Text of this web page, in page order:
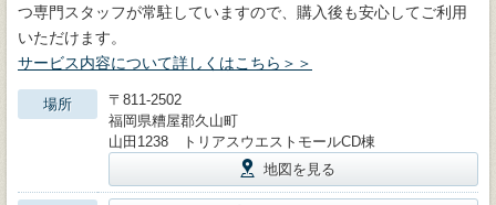
つ専門スタッフが常駐していますので、購入後も安心してご利用
いただけます。
サービス内容について詳しくはこちら＞＞
場所
〒811-2502
福岡県糟屋郡久山町
山田1238 トリアスウエストモールCD棟
地図を見る